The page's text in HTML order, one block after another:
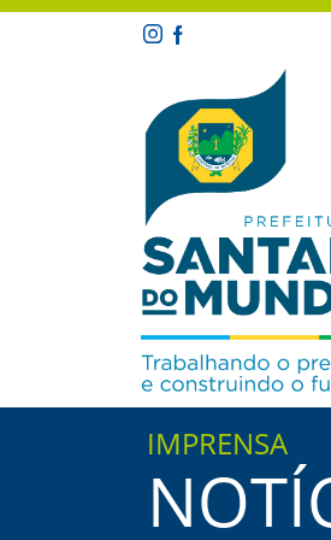
IMPRENSA